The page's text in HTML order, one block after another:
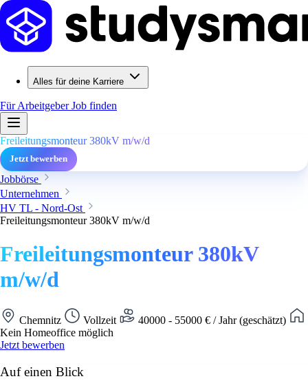
Alles für deine Karriere
Für ArbeitgeberJob finden
Freileitungsmonteur 380kV m/w/d
Jetzt bewerben
Jobbörse
Unternehmen
HV TL - Nord-Ost
Freileitungsmonteur 380kV m/w/d
Freileitungsmonteur 380kV
m/w/d
Chemnitz Vollzeit
40000 - 55000 € / Jahr (geschätzt)
Kein Homeoffice möglich
Jetzt bewerben
Auf einen Blick